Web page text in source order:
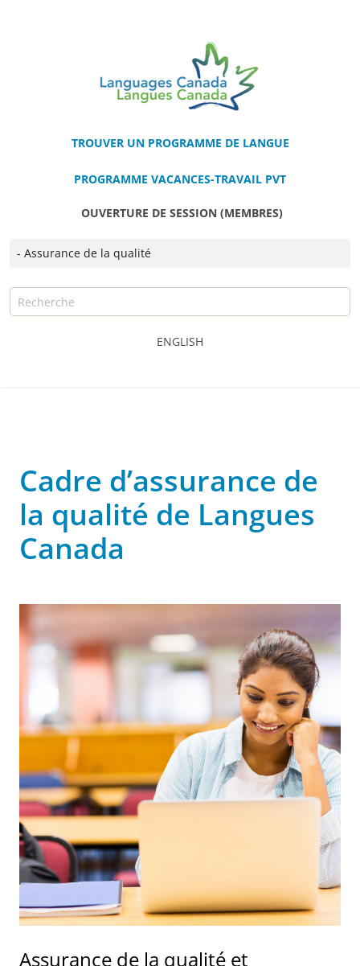
TROUVER UN PROGRAMME DE LANGUE
PROGRAMME VACANCES-TRAVAIL PVT
OUVERTURE DE SESSION (MEMBRES)
ENGLISH
Cadre d’assurance de
la qualité de Langues
Canada
Assurance de la qualité et